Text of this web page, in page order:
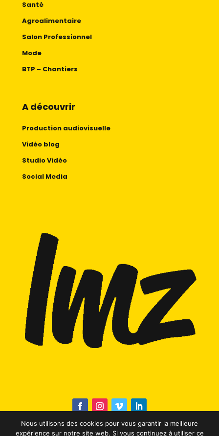
Santé
Agroalimentaire
Salon Professionnel
Mode
BTP – Chantiers
A découvrir
Production audiovisuelle
Vidéo blog
Studio Vidéo
Social Media
Nous utilisons des cookies pour vous garantir la meilleure
expérience sur notre site web. Si vous continuez à utiliser ce